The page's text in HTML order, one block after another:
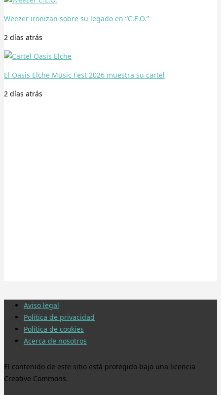
Weezer ironizan sobre su legado en “C.E.O.”
2 días atrás
El Oasis Elche Music Fest 2026 muestra su cartel
2 días atrás
Aviso legal
Política de privacidad
Política de cookies
Acerca de nosotros
El contenido de este sitio está protegido bajo una licencia
Creative Commons.